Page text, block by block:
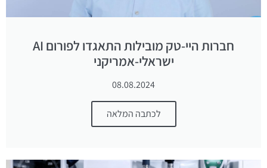
חברות היי-טק מובילות התאגדו לפורום AI
ישראלי-אמריקני
08.08.2024
לכתבה המלאה